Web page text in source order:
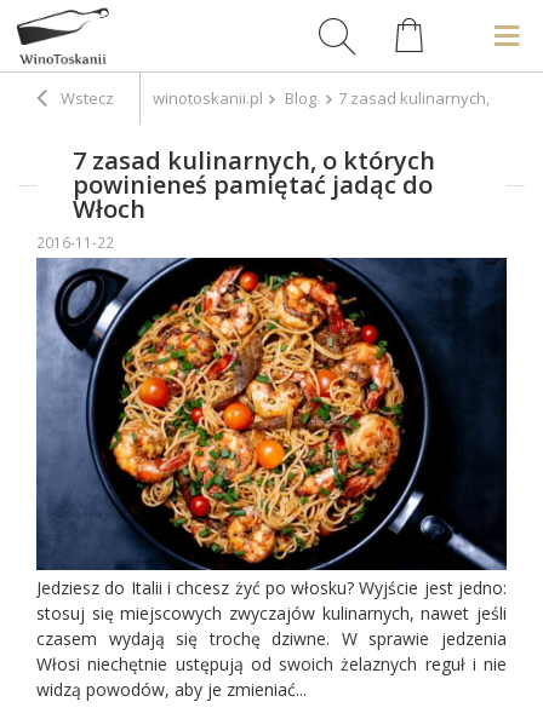
Wstecz winotoskanii.pl Blog 7 zasad kulinarnych, o
7 zasad kulinarnych, o których
powinieneś pamiętać jadąc do
Włoch
2016-11-22
Jedziesz do Italii i chcesz żyć po włosku? Wyjście jest jedno:
stosuj się miejscowych zwyczajów kulinarnych, nawet jeśli
czasem wydają się trochę dziwne. W sprawie jedzenia
Włosi niechętnie ustępują od swoich żelaznych reguł i nie
widzą powodów, aby je zmieniać...